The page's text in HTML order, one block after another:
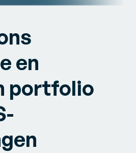
en
portfolio